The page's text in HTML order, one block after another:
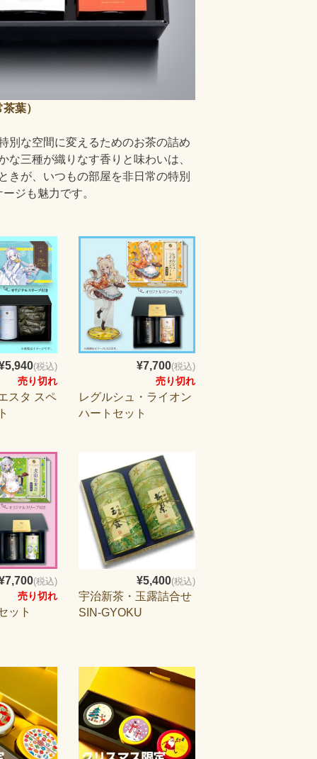
葉）
別な空間に変えるためのお茶の詰め
三種が織りなす香りと味わいは、
きが、いつもの部屋を非日常の特別
ジも魅力です。
(税込)
売り切れ
スタ スペ
¥7,700(税込)
売り切れ
レグルシュ・ライオン
ハートセット
(税込)
売り切れ
ット
¥5,400(税込)
宇治新茶・玉露詰合せ
SIN-GYOKU